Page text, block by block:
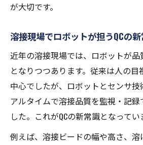
が大切です。
溶接現場でロボットが担うQCの
近年の溶接現場では、ロボットが品
となりつつあります。従来は人の
中心でしたが、ロボットとセンサ技
アルタイムで溶接品質を監視・記
した。これがQCの新常識となってい
例えば、溶接ビードの幅や高さ、